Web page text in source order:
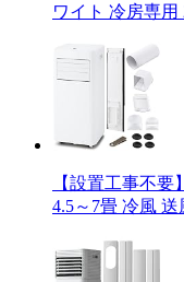
ワイト 冷房専
【設置工事不
4.5～7畳 冷風